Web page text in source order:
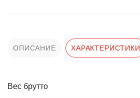
ОПИСАНИЕ ХАРАКТЕРИСТИКИ
Вес брутто